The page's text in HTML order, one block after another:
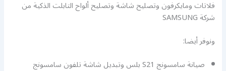
فلاتات ومايكرفون وتصليح شاشة وتصليح ألواح التابلت الذكية من
شركة SAMSUNG
ونوفر أيضا:
صيانة سامسونج S21 بلس وتبديل شاشة تلفون سامسونج